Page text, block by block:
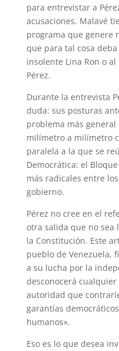
para entrevistar a
acusaciones. Malavé
programa que genere
que para tal cosa
insolente Lina Ron o
Pérez.
Durante la entrevista
duda: sus posturas
problema más
milímetro a milímetro
paralela a la que se
Democrática: el
más radicales entre
gobierno.
Pérez no cree en el
otra salida que no sea
la Constitución. Este
pueblo de Venezuela,
a su lucha por la
desconocerá
autoridad que
garantías
humanos».
Eso es lo que desea